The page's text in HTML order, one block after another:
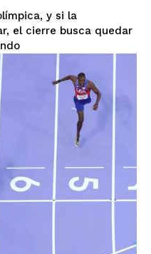
y si la
el cierre busca quedar